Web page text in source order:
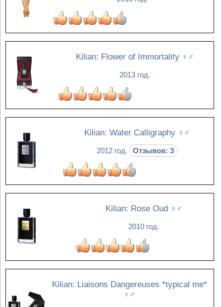
Kilian: Flower of Immortality ♀♂
2013 год.
Kilian: Water Calligraphy ♀♂
2012 год. Отзывов: 3
Kilian: Rose Oud ♀♂
2010 год.
Kilian: Liaisons Dangereuses *typical me*
♀♂